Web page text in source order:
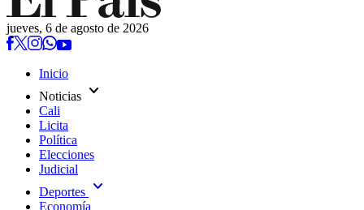
jueves, 6 de agosto de 2026
Inicio
Noticias expand_more
Cali
Licita
Política
Elecciones
Judicial
Deportes expand_more
Economía